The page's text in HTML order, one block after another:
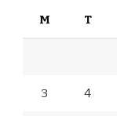
M T
3 4